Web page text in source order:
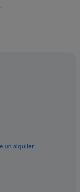
un alquiler